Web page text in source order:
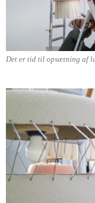
Det er tid til opsætning af